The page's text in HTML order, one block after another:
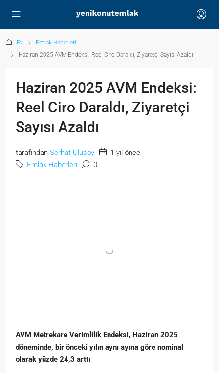
Ev
Emlak Haberleri
Haziran 2025 AVM Endeksi: Reel Ciro Daraldı, Ziyaretçi Sayısı Azaldı
Haziran 2025 AVM Endeksi:
Reel Ciro Daraldı, Ziyaretçi
Sayısı Azaldı
tarafından Serhat Ulusoy
1 yıl önce
Emlak Haberleri
0
AVM Metrekare Verimlilik Endeksi, Haziran 2025
döneminde, bir önceki yılın aynı ayına göre nominal
olarak yüzde 24,3 arttı